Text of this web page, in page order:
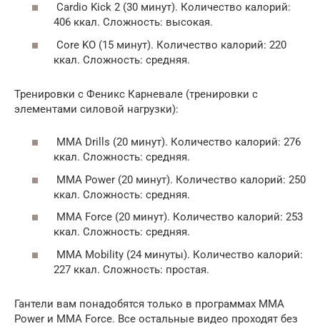
Cardio Kick 2 (30 минут). Количество калорий:
406 ккал. Сложность: высокая.
Core KO (15 минут). Количество калорий: 220
ккал. Сложность: средняя.
Тренировки с Феникс Карневале (тренировки с
элементами силовой нагрузки):
MMA Drills (20 минут). Количество калорий: 276
ккал. Сложность: средняя.
MMA Power (20 минут). Количество калорий: 250
ккал. Сложность: средняя.
MMA Force (20 минут). Количество калорий: 253
ккал. Сложность: средняя.
MMA Mobility (24 минуты). Количество калорий:
227 ккал. Сложность: простая.
Гантели вам понадобятся только в программах MMA
Power и MMA Force. Все остальные видео проходят без